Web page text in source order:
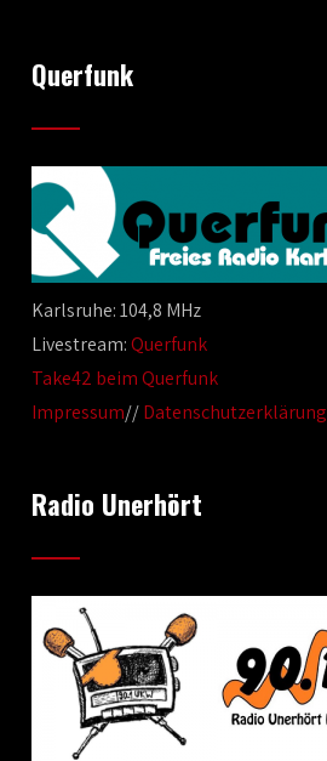
Querfunk
Karlsruhe: 104,8 MHz
Livestream:Querfunk
Take42 beim Querfunk
Impressum//Datenschutzerklärung
Radio Unerhört